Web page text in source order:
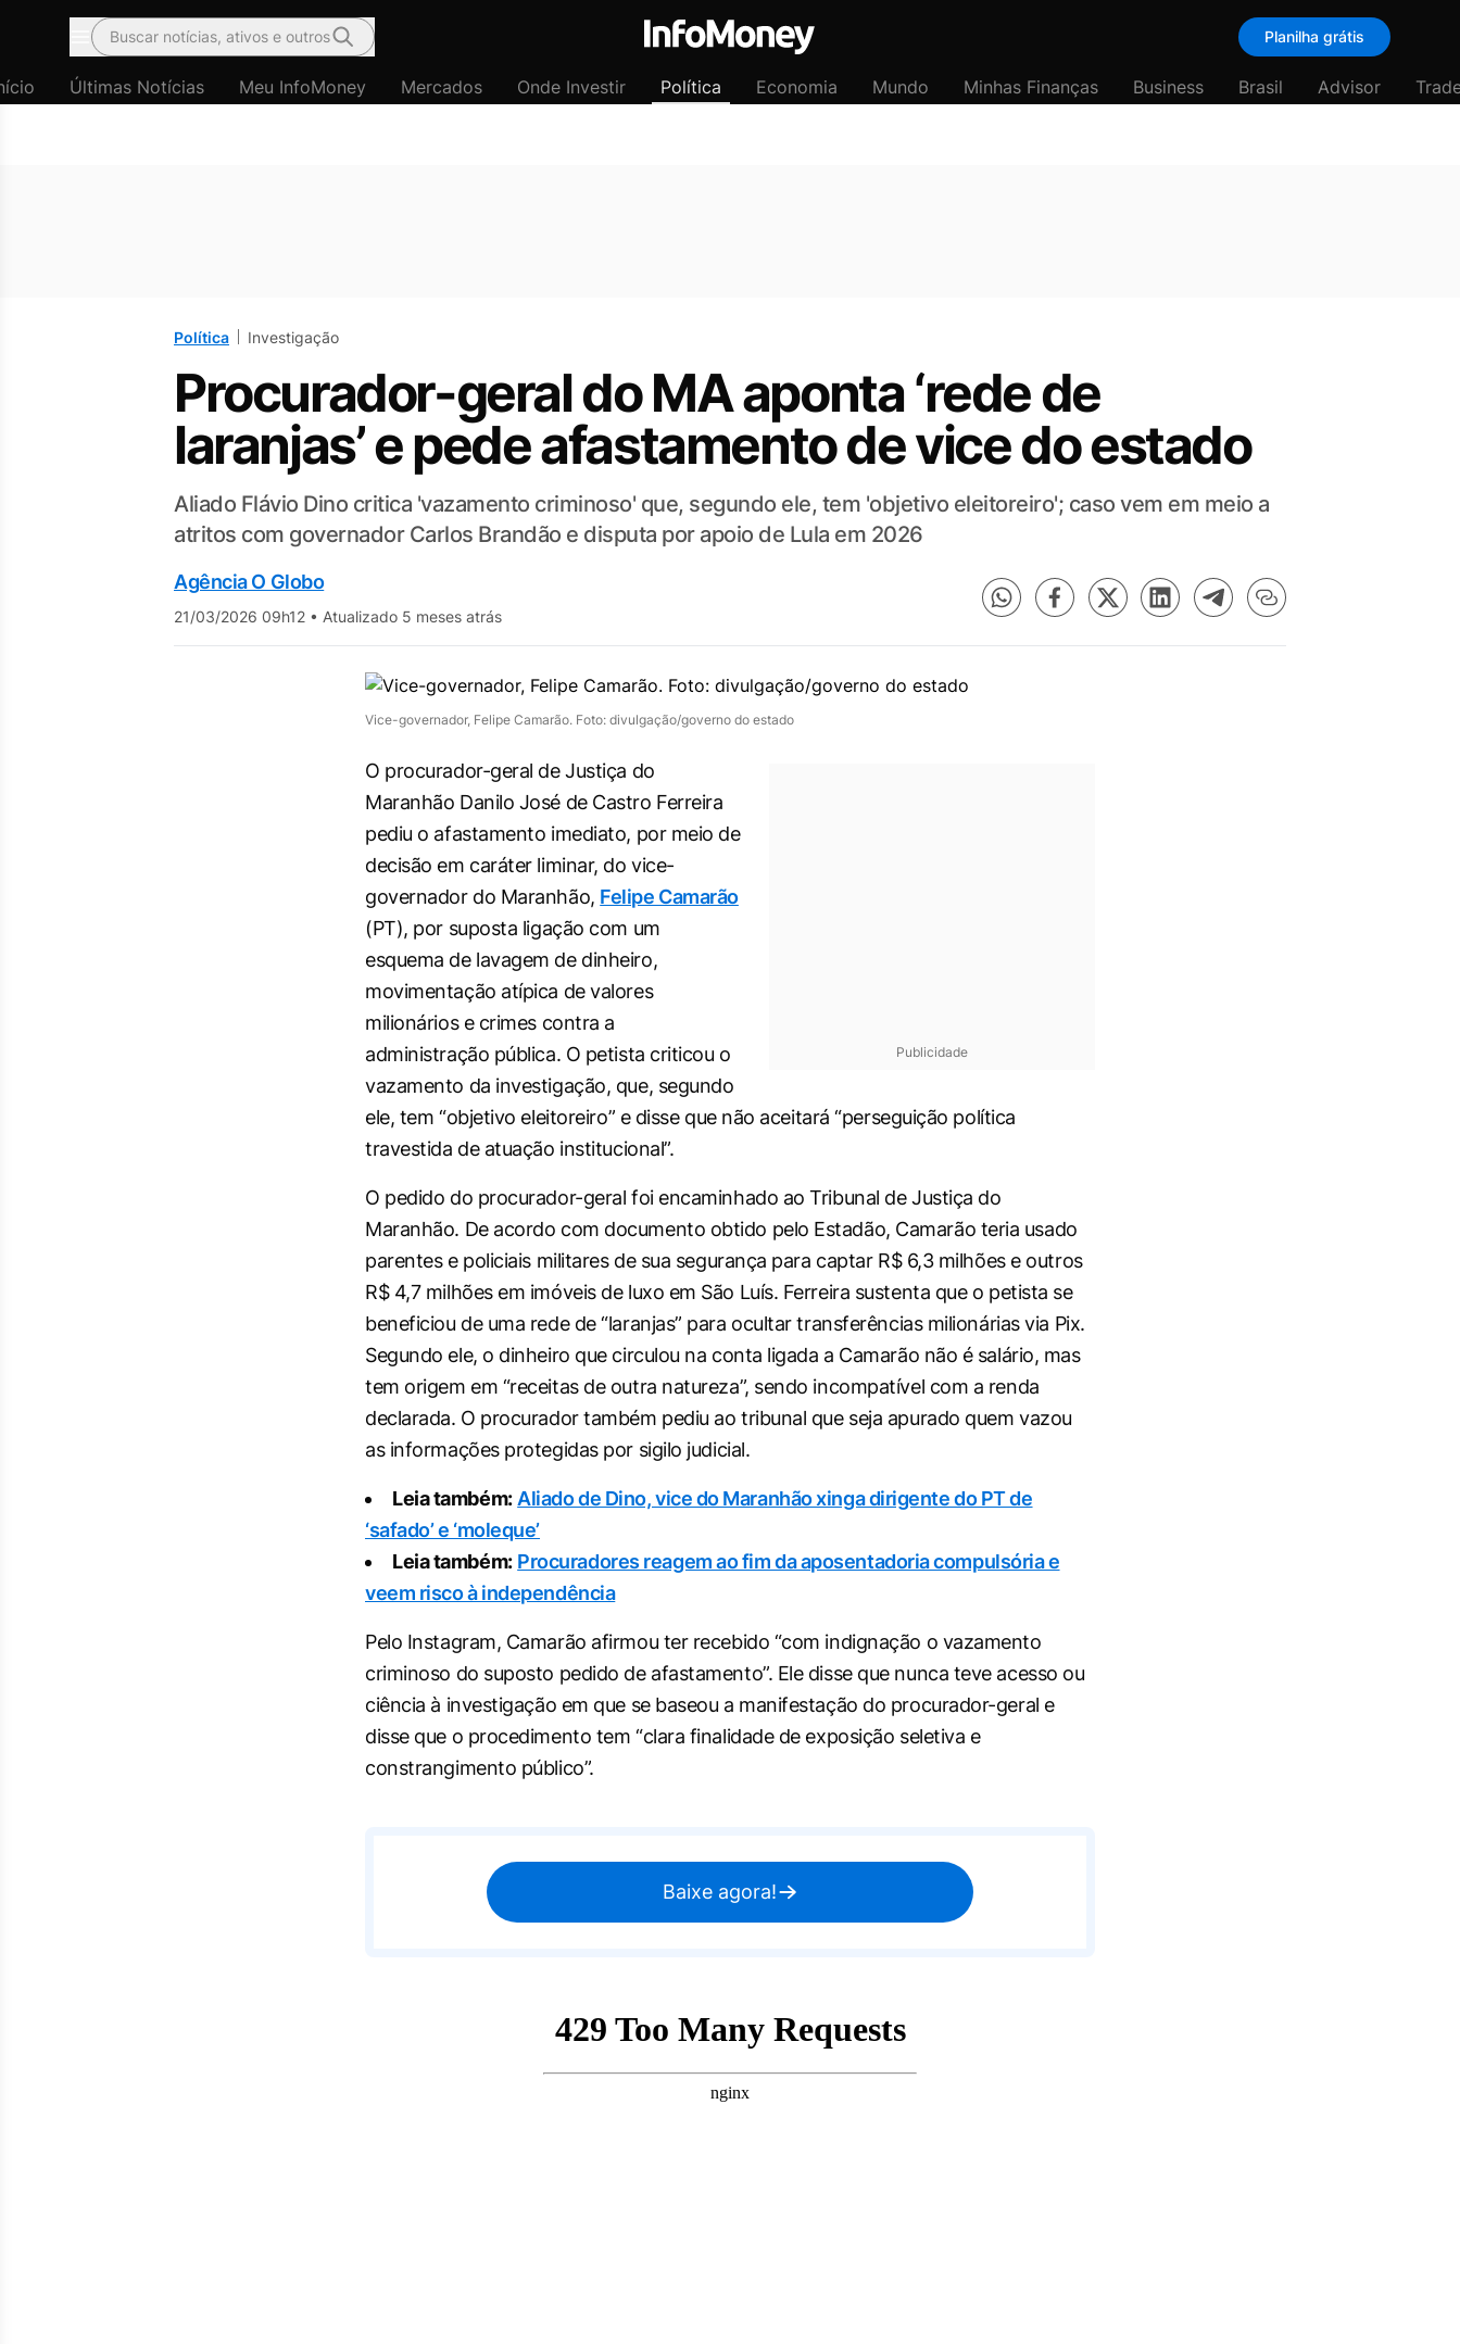
Menu
Buscar notícias, ativos e outros Planilha grátis
Últimas Notícias Meu InfoMoney Mercados Onde Investir Política Economia Mundo Minhas Finanças Business Brasil Advisor
Política Investigação
Procurador-geral do MA aponta ‘rede de
laranjas’ e pede afastamento de vice do estado
Aliado Flávio Dino critica 'vazamento criminoso' que, segundo ele, tem 'objetivo eleitoreiro'; caso vem em meio a
atritos com governador Carlos Brandão e disputa por apoio de Lula em 2026
Agência O Globo
21/03/2026 09h12 • Atualizado 5 meses atrás
Vice-governador, Felipe Camarão. Foto: divulgação/governo do estado
Publicidade
O procurador-geral de Justiça do
Maranhão Danilo José de Castro Ferreira
pediu o afastamento imediato, por meio de
decisão em caráter liminar, do vice-
governador do Maranhão, Felipe Camarão
(PT), por suposta ligação com um
esquema de lavagem de dinheiro,
movimentação atípica de valores
milionários e crimes contra a
administração pública. O petista criticou o
vazamento da investigação, que, segundo
ele, tem “objetivo eleitoreiro” e disse que não aceitará “perseguição política
travestida de atuação institucional”.
O pedido do procurador-geral foi encaminhado ao Tribunal de Justiça do
Maranhão. De acordo com documento obtido pelo Estadão, Camarão teria usado
parentes e policiais militares de sua segurança para captar R$ 6,3 milhões e outros
R$ 4,7 milhões em imóveis de luxo em São Luís. Ferreira sustenta que o petista se
beneficiou de uma rede de “laranjas” para ocultar transferências milionárias via Pix.
Segundo ele, o dinheiro que circulou na conta ligada a Camarão não é salário, mas
tem origem em “receitas de outra natureza”, sendo incompatível com a renda
declarada. O procurador também pediu ao tribunal que seja apurado quem vazou
as informações protegidas por sigilo judicial.
Leia também: Aliado de Dino, vice do Maranhão xinga dirigente do PT de
‘safado’ e ‘moleque’
Leia também: Procuradores reagem ao fim da aposentadoria compulsória e
veem risco à independência
Pelo Instagram, Camarão afirmou ter recebido “com indignação o vazamento
criminoso do suposto pedido de afastamento”. Ele disse que nunca teve acesso ou
ciência à investigação em que se baseou a manifestação do procurador-geral e
disse que o procedimento tem “clara finalidade de exposição seletiva e
constrangimento público”.
Baixe agora!